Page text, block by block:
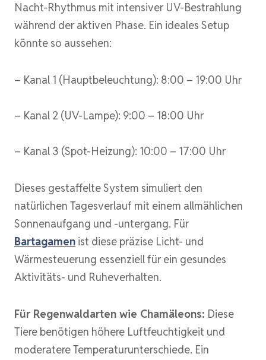
Nacht-Rhythmus mit intensiver UV-Bestrahlung
während der aktiven Phase. Ein ideales Setup
könnte so aussehen:
– Kanal 1 (Hauptbeleuchtung): 8:00 – 19:00 Uhr
– Kanal 2 (UV-Lampe): 9:00 – 18:00 Uhr
– Kanal 3 (Spot-Heizung): 10:00 – 17:00 Uhr
Dieses gestaffelte System simuliert den
natürlichen Tagesverlauf mit einem allmählichen
Sonnenaufgang und -untergang. Für
Bartagamen ist diese präzise Licht- und
Wärmesteuerung essenziell für ein gesundes
Aktivitäts- und Ruheverhalten.
Für Regenwaldarten wie Chamäleons: Diese
Tiere benötigen höhere Luftfeuchtigkeit und
moderatere Temperaturunterschiede. Ein